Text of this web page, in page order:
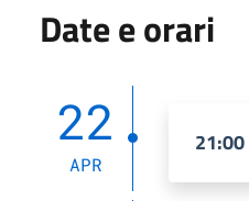
Date e orari
22
APR